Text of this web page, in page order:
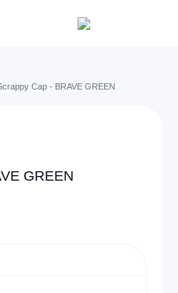
Cap - BRAVE GREEN
GREEN